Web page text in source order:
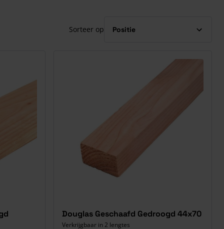
Sorteer op
Douglas Geschaafd Gedroogd 44x70
Verkrijgbaar in 2 lengtes